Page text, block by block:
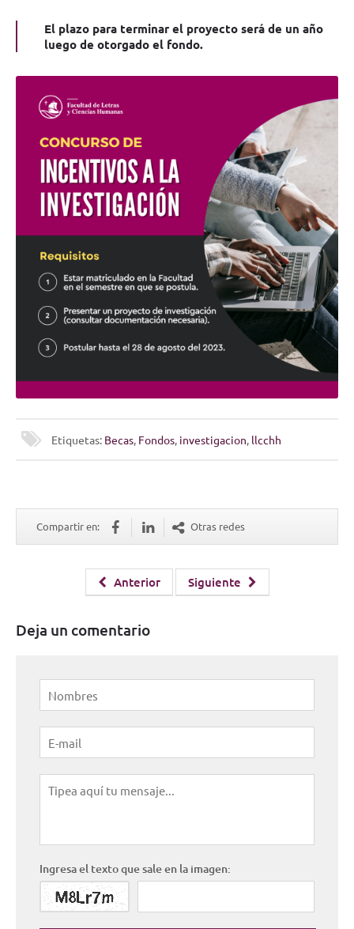
El plazo para terminar el proyecto será de un año
luego de otorgado el fondo.
Etiquetas: Becas, Fondos, investigacion, llcchh
Compartir en: Otras redes
Anterior Siguiente
Deja un comentario
Ingresa el texto que sale en la imagen: